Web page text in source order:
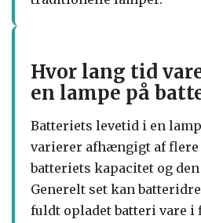
Hvor lang tid
en lampe på
Batteriets levetid i en
varierer afhængigt af
batteriets kapacitet og
Generelt set kan
fuldt opladet batteri vare i